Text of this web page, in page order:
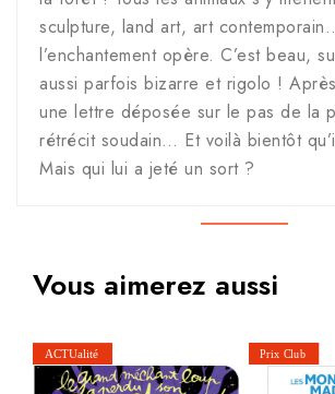
sculpture, land art, art
l’enchantement opère. C’est beau,
aussi parfois bizarre et rigolo !
une lettre déposée sur le pas de la
rétrécit soudain… Et voilà bientôt
Mais qui lui a jeté un sort ?
Vous aimerez aussi